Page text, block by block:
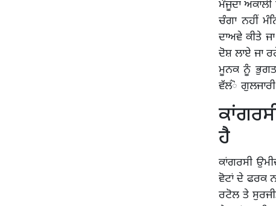
ਮੌਜੂਦਾ
ਚੰਗਾ ਨਹੀਂ
ਦਾਅਵੇ ਕੀਤੇ
ਦੋਸ਼ ਲਾਏ ਜਾ
ਮੂਨਕ ਨੂੰ
ਵੱਲਂੋ ਗੁਲਜਾਰੀ
ਹੈ
ਕਾਂਗਰਸੀ
ਵੋਟਾਂ ਦੇ ਫਰਕ
ਰਟੋਲ ਤੇ